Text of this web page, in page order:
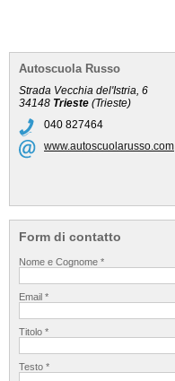
Autoscuola Russo
Strada Vecchia del'Istria, 6
34148 Trieste (Trieste)
040 827464
www.autoscuolarusso.com
Form di contatto
Nome e Cognome
Email
Titolo
Testo